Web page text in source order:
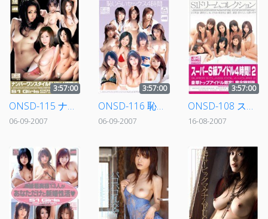
3:57:00
ONSD-115 ナンバーワンスタイルFUCK4時間！ 2
06-09-2007
3:57:00
ONSD-116 恥じらいセックス4時間
06-09-2007
3:57:00
ONSD-108 スーパーS級アイドル4時間！ 2
16-08-2007